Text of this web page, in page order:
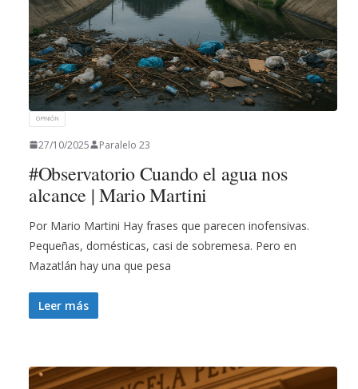
OPINIÓN
27/10/2025 Paralelo 23
#Observatorio Cuando el agua nos
alcance | Mario Martini
Por Mario Martini Hay frases que parecen inofensivas.
Pequeñas, domésticas, casi de sobremesa. Pero en
Mazatlán hay una que pesa
Leer más